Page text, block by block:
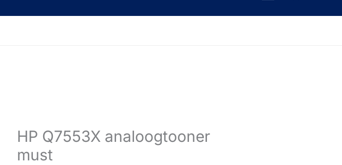
HP Q7553X analoogtooner
must
Algne
Praegune
HP
Q7553X